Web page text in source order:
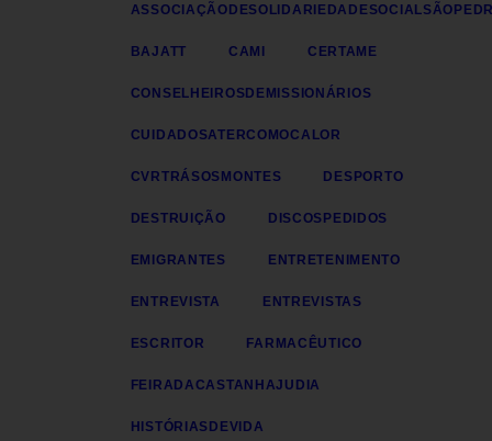
BAJATT CAMI CERTAME
CONSELHEIROSDEMISSIONÁRIOS
CUIDADOSATERCOMOCALOR
CVRTRÁSOSMONTES DESPORTO
DESTRUIÇÃO DISCOSPEDIDOS
EMIGRANTES ENTRETENIMENTO
ENTREVISTA ENTREVISTAS
ESCRITOR FARMACÊUTICO
FEIRADACASTANHAJUDIA
HISTÓRIASDEVIDA